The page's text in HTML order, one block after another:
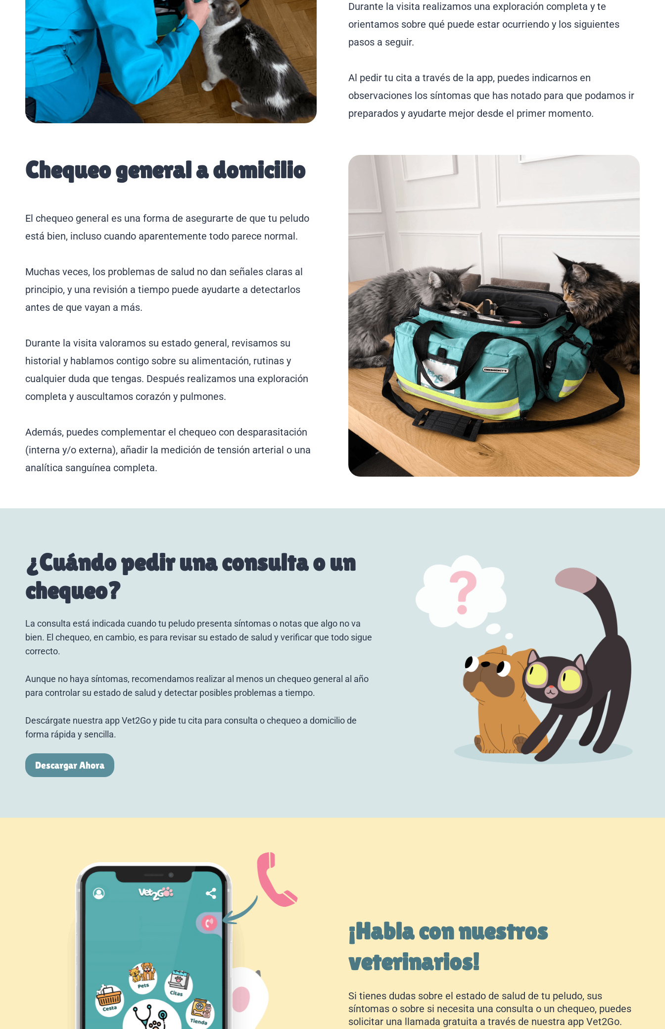
Durante la visita realizamos una exploración completa y te
orientamos sobre qué puede estar ocurriendo y los siguientes
pasos a seguir.
Al pedir tu cita a través de la app, puedes indicarnos en
observaciones los síntomas que has notado para que podamos ir
preparados y ayudarte mejor desde el primer momento.
Chequeo general a domicilio
El chequeo general es una forma de asegurarte de que tu peludo
está bien, incluso cuando aparentemente todo parece normal.
Muchas veces, los problemas de salud no dan señales claras al
principio, y una revisión a tiempo puede ayudarte a detectarlos
antes de que vayan a más.
Durante la visita valoramos su estado general, revisamos su
historial y hablamos contigo sobre su alimentación, rutinas y
cualquier duda que tengas. Después realizamos una exploración
completa y auscultamos corazón y pulmones.
Además, puedes complementar el chequeo con desparasitación
(interna y/o externa), añadir la medición de tensión arterial o una
analítica sanguínea completa.
¿Cuándo pedir una consulta o un
chequeo?
La consulta está indicada cuando tu peludo presenta síntomas o notas que algo no va
bien. El chequeo, en cambio, es para revisar su estado de salud y verificar que todo sigue
correcto.
Aunque no haya síntomas, recomendamos realizar al menos un chequeo general al año
para controlar su estado de salud y detectar posibles problemas a tiempo.
Descárgate nuestra app Vet2Go y pide tu cita para consulta o chequeo a domicilio de
forma rápida y sencilla.
Descargar Ahora
¡Habla con nuestros
veterinarios!
Si tienes dudas sobre el estado de salud de tu peludo, sus
síntomas o sobre si necesita una consulta o un chequeo, puedes
solicitar una llamada gratuita a través de nuestra app Vet2Go.